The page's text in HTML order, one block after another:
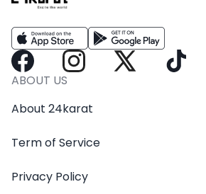
ABOUT US
About 24karat
Term of Service
Privacy Policy